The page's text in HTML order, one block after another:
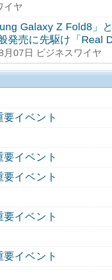
イヤ
Galaxy Z Fold8」
発売に先駆け「Real
月07日 ビジネスワイヤ
イベント
イベント
イベント
イベント
イベント